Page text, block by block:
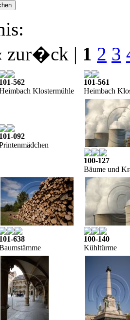
zur�ck | 1 2 3
101-562
Klostermühle
101-561
Heimbach
101-092
100-127
Bäume und
101-638
100-140
Kühltürme